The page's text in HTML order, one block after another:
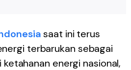
saat ini terus
terbarukan sebagai
energi nasional,